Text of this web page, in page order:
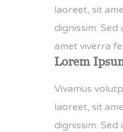
laoreet, sit
dignissim.
amet viverra
Lorem
Vivamus
laoreet, sit
dignissim.